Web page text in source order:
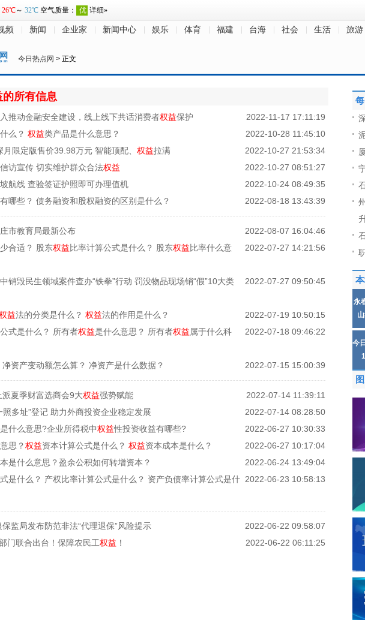
频 新闻 企业家 新闻中心 娱乐 体育 福建 台海 社会 生活 旅游
今日热点网 > 正文
所有信息
2022-11-17 17:11:19
推动金融安全建设，线上线下共话消费者权益保护
2022-10-28 11:45:10
么？ 权益类产品是什么意思？
2022-10-27 21:53:34
限定版售价39.98万元 智能顶配、 权益拉满
2022-10-27 08:51:27
访宣传 切实维护群众合法权益
2022-10-24 08:49:35
航线 查验签证护照即可办理值机
2022-08-18 13:43:39
哪些？ 债务融资和股权融资的区别是什么？
2022-08-07 16:04:46
市教育局最新公布
2022-07-27 14:21:56
合适？ 股东权益比率计算公式是什么？ 股东权益比率什么意
2022-07-27 09:50:45
销毁民生领域案件查办“铁拳”行动 罚没物品现场销“假”10大类
2022-07-19 10:50:15
益法的分类是什么？ 权益法的作用是什么？
2022-07-18 09:46:22
式是什么？ 所有者权益是什么意思？ 所有者权益属于什么科
2022-07-15 15:00:39
资产变动额怎么算？ 净资产是什么数据？
2022-07-14 11:39:11
夏季财富选商会9大权益强势赋能
2022-07-14 08:28:50
照多址”登记 助力外商投资企业稳定发展
2022-06-27 10:30:33
什么意思?企业所得税中权益性投资收益有哪些?
2022-06-27 10:17:04
思？权益资本计算公式是什么？ 权益资本成本是什么？
2022-06-24 13:49:04
是什么意思？盈余公积如何转增资本？
2022-06-23 10:58:13
是什么？ 产权比率计算公式是什么？ 资产负债率计算公式是什
2022-06-22 09:58:07
监局发布防范非法“代理退保”风险提示
2022-06-22 06:11:25
门联合出台！保障农民工权益 ！
永
今